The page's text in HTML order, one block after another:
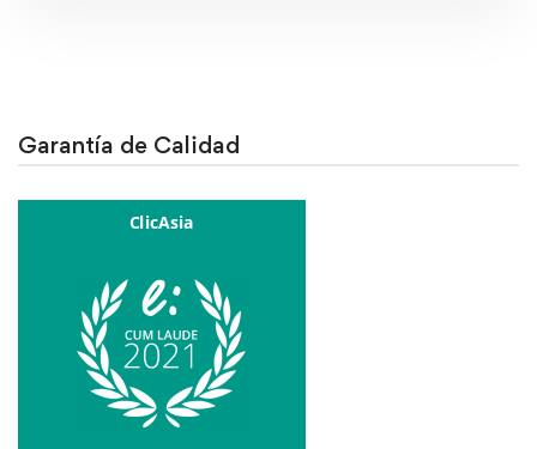
Garantía de Calidad